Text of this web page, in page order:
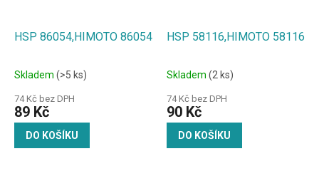
HSP 86054,HIMOTO 86054
Skladem (>5 ks)
74 Kč bez DPH
89 Kč
DO KOŠÍKU
HSP 58116,HIMOTO 58116
Skladem (2 ks)
74 Kč bez DPH
90 Kč
DO KOŠÍKU